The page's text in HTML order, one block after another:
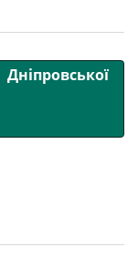
Дніпровської